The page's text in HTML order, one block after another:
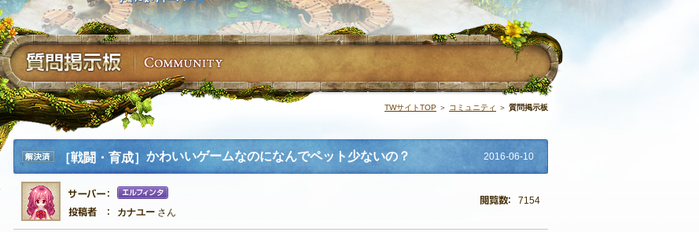
公式サイトにログイン
TWサイトTOP ＞ コミュニティ ＞ 質問掲示板
解決済
み
［戦闘・育成］ かわいいゲームなのになんでペット少ないの？ 2016-06-10
カナユー さん
7154